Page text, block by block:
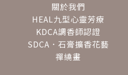
關於我們
HEAL九型心靈芳療
KDCA調香師認證
SDCA．石膏擴香花藝
禪繞畫